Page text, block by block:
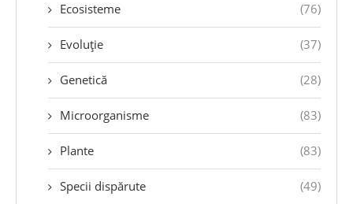
Ecosisteme (76)
Evoluție (37)
Genetică (28)
Microorganisme (83)
Plante (83)
Specii dispărute (49)